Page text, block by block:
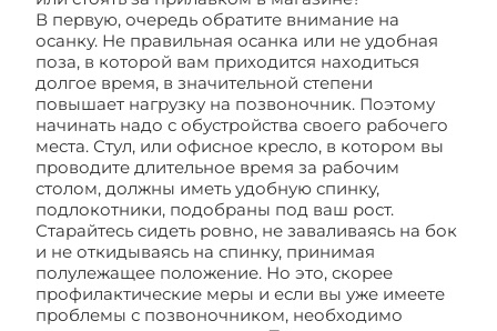
В первую, очередь обратите внимание на
осанку. Не правильная осанка или не удобная
поза, в которой вам приходится находиться
долгое время, в значительной степени
повышает нагрузку на позвоночник. Поэтому
начинать надо с обустройства своего рабочего
места. Стул, или офисное кресло, в котором вы
проводите длительное время за рабочим
столом, должны иметь удобную спинку,
подлокотники, подобраны под ваш рост.
Старайтесь сидеть ровно, не заваливаясь на бок
и не откидываясь на спинку, принимая
полулежащее положение. Но это, скорее
профилактические меры и если вы уже имеете
проблемы с позвоночником, необходимо